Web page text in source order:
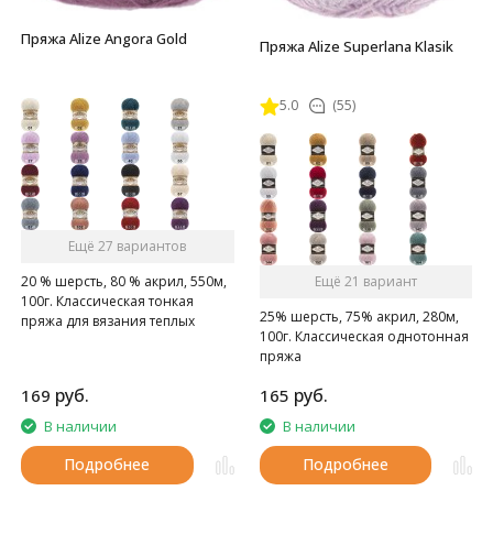
Пряжа Alize Angora Gold
Ещё 27 вариантов
20 % шерсть, 80 % акрил, 550м,
100г. Классическая тонкая
пряжа для вязания теплых
169 руб.
В наличии
Подробнее
Пряжа Alize Superlana Klasik
5.0 (55)
Ещё 21 вариант
25% шерсть, 75% акрил, 280м,
100г. Классическая однотонная
пряжа
165 руб.
В наличии
Подробнее